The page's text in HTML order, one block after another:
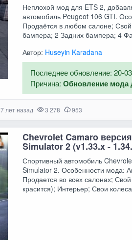
Неплохой мод для ETS 2,
автомобиль Peugeot 106 GTI.
Продаётся в любом салоне;
бампера; 2 Задних бампера; 4
Автор: Huseyin Karadana
Последнее обновление: 20-
Причина:Обновление мода
7 лет назад 3 278 953
Chevrolet Camaro
Simulator 2 (v1.33.x -
Спортивный автомобиль
Simulator 2. Особенности мода:
Продается во всех салонах;
красится); Интерьер; Свои